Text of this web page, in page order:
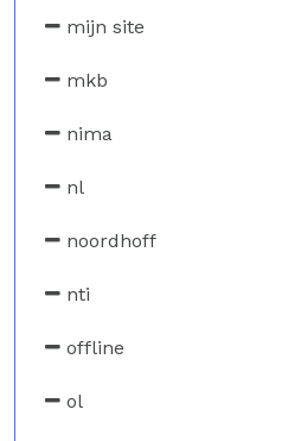
mijn site
mkb
nima
nl
noordhoff
nti
offline
ol